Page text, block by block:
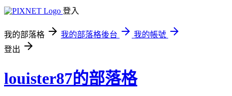
登入
我的部落格 我的部落格後台
我的帳號
登出
louister87的部落格